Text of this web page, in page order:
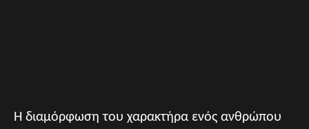
Η διαμόρφωση του χαρακτήρα ενός ανθρώπου